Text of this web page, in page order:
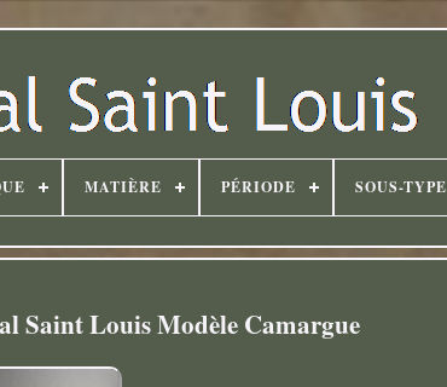
MATIÈRE PÉRIODE SOUS-TYPE
Saint Louis Modèle Camargue